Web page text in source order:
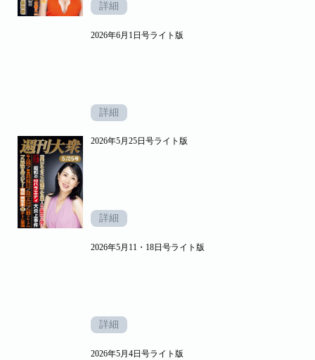
詳細
2026年6月1日号ライト版
詳細
2026年5月25日号ライト版
詳細
2026年5月11・18日号ライト版
詳細
2026年5月4日号ライト版